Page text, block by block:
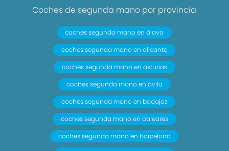
Coches de segunda mano por provincia
coches segunda mano en álava
coches segunda mano en alicante
coches segunda mano en asturias
coches segunda mano en ávila
coches segunda mano en badajoz
coches segunda mano en baleares
coches segunda mano en barcelona